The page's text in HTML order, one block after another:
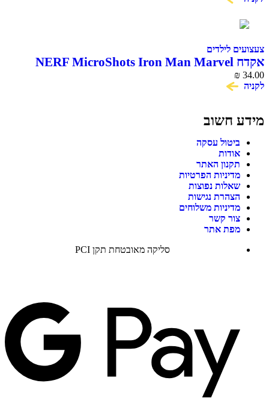
צעצועים לילדים
אקדח NERF MicroShots Iron Man Marvel
₪ 34.00
לקניה
מידע חשוב
ביטול עסקה
אודות
תקנון האתר
מדיניות הפרטיות
שאלות נפוצות
הצהרת נגישות
מדיניות משלוחים
צור קשר
מפת אתר
סליקה מאובטחת תקן PCI